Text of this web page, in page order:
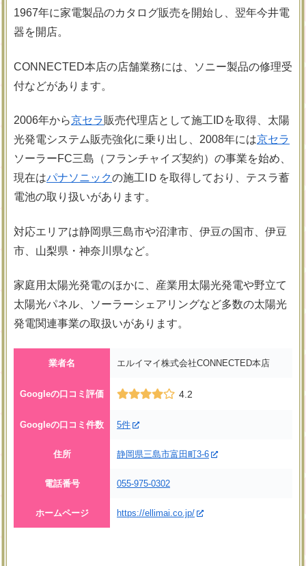
1967年に家電製品のカタログ販売を開始し、翌年今井電
器を開店。
CONNECTED本店の店舗業務には、ソニー製品の修理受
付などがあります。
2006年から京セラ販売代理店として施工IDを取得、太陽
光発電システム販売強化に乗り出し、2008年には京セラ
ソーラーFC三島（フランチャイズ契約）の事業を始め、
現在はパナソニックの施工IＤを取得しており、テスラ蓄
電池の取り扱いがあります。
対応エリアは静岡県三島市や沼津市、伊豆の国市、伊豆
市、山梨県・神奈川県など。
家庭用太陽光発電のほかに、産業用太陽光発電や野立て
太陽光パネル、ソーラーシェアリングなど多数の太陽光
発電関連事業の取扱いがあります。
業者名 エルイマイ株式会社CONNECTED本店
Googleの口コミ評価 4.2
Googleの口コミ件数 5件
住所 静岡県三島市富田町3-6
電話番号 055-975-0302
ホームページ https://ellimai.co.jp/